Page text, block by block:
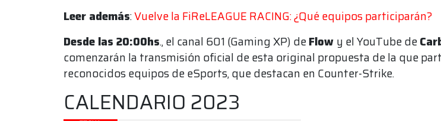
Leer además:Vuelve la FiReLEAGUE RACING: ¿Qué equipos participarán?
Desde las 20:00hs., el canal 601 (Gaming XP) deFlow y el YouTube de
comenzarán la transmisión oficial de esta original propuesta de la que
reconocidos equipos de eSports, que destacan en Counter-Strike.
CALENDARIO 2023